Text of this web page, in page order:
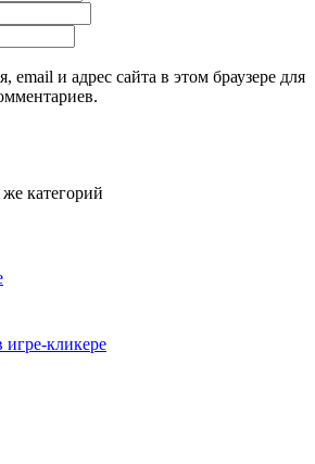
email и адрес сайта в этом браузере для
категорий
кликере